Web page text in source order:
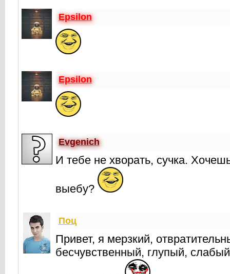
Epsilon
Epsilon
Evgenich
И тебе не хворать, сучка.
выебу?
Поц
Привет, я мерзкий,
бесчувственный, глупый,